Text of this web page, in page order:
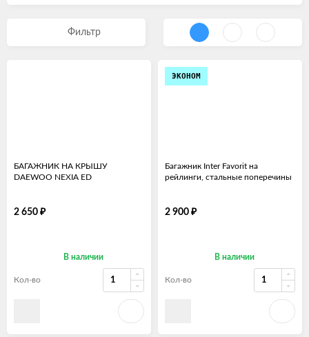
Фильтр
БАГАЖНИК НА КРЫШУ
DAEWOO NEXIA ED
2 650 ₽
В наличии
Кол-во
ЭКОНОМ
Багажник Inter Favorit на
рейлинги, стальные поперечины
2 900 ₽
В наличии
Кол-во